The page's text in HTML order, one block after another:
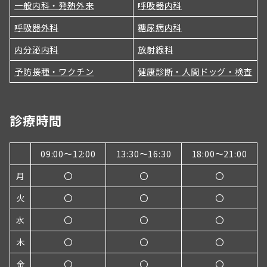
一般内科・発熱外来
呼吸器内科
呼吸器外科
糖尿病内科
内分泌内科
放射線科
予防接種・ワクチン
健康診断・人間ドッグ・検査
診療時間
09:00～12:00 13:30～16:30
18:00〜21:00
月
〇 〇
〇
火
〇 〇
〇
水
〇 〇
〇
木
〇 〇
〇
金
〇 〇 〇